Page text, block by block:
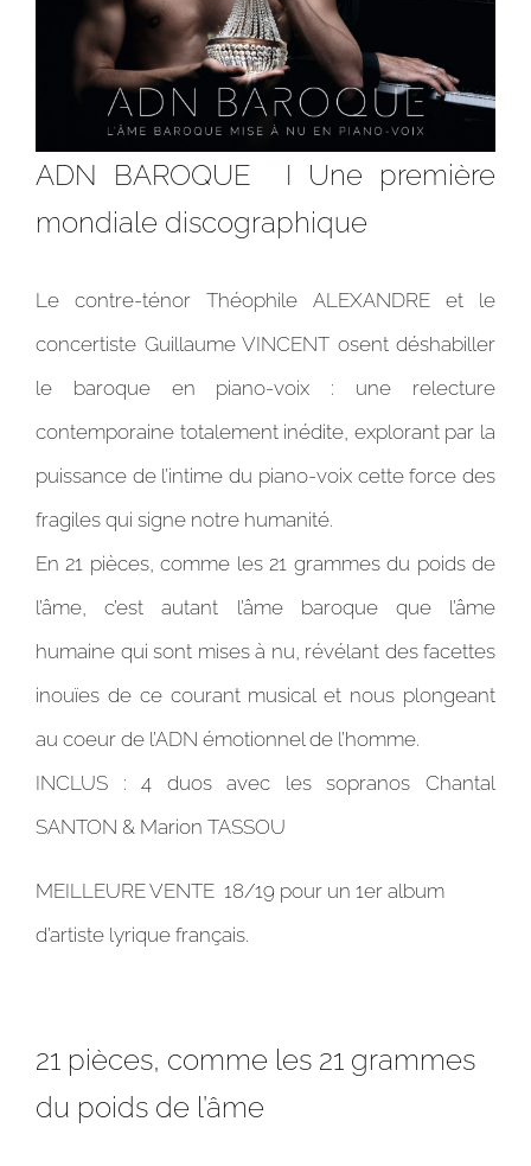
ADN BAROQUE I Une première
mondiale discographique
Le contre-ténor Théophile ALEXANDRE et le
concertiste Guillaume VINCENT osent déshabiller
le baroque en piano-voix : une relecture
contemporaine totalement inédite, explorant par la
puissance de l’intime du piano-voix cette force des
fragiles qui signe notre humanité.
En 21 pièces, comme les 21 grammes du poids de
l’âme, c’est autant l’âme baroque que l’âme
humaine qui sont mises à nu, révélant des facettes
inouïes de ce courant musical et nous plongeant
au coeur de l’ADN émotionnel de l’homme.
INCLUS : 4 duos avec les sopranos Chantal
SANTON & Marion TASSOU
MEILLEURE VENTE 18/19 pour un 1er album
d’artiste lyrique français.
21 pièces, comme les 21 grammes
du poids de l’âme